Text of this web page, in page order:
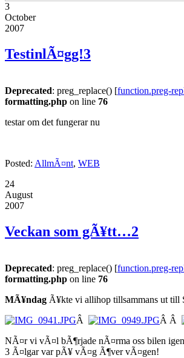
3
October
2007
TestinlÃ¤gg!3
Deprecated: preg_replace() [function.preg-
formatting.php on line 76
testar om det fungerar nu
Posted: AllmÃ¤nt, WEB
24
August
2007
Veckan som gÃ¥tt…2
Deprecated: preg_replace() [function.preg-
formatting.php on line 76
MÃ¥ndag Ã¥kte vi allihop tillsammans ut till
Â
Â Â
NÃ¤r vi vÃ¤l bÃ¶rjade nÃ¤rma oss bilen
3 Ã¤lgar var pÃ¥ vÃ¤g Ã¶ver vÃ¤gen!